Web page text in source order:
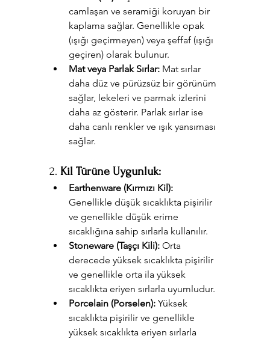
camlaşan ve seramiği koruyan bir
kaplama sağlar. Genellikle opak
(ışığı geçirmeyen) veya şeffaf (ışığı
geçiren) olarak bulunur.
Mat veya Parlak Sırlar: Mat sırlar
daha düz ve pürüzsüz bir görünüm
sağlar, lekeleri ve parmak izlerini
daha az gösterir. Parlak sırlar ise
daha canlı renkler ve ışık yansıması
sağlar.
2. Kil Türüne Uygunluk:
Earthenware (Kırmızı Kil):
Genellikle düşük sıcaklıkta pişirilir
ve genellikle düşük erime
sıcaklığına sahip sırlarla kullanılır.
Stoneware (Taşçı Kili): Orta
derecede yüksek sıcaklıkta pişirilir
ve genellikle orta ila yüksek
sıcaklıkta eriyen sırlarla uyumludur.
Porcelain (Porselen): Yüksek
sıcaklıkta pişirilir ve genellikle
yüksek sıcaklıkta eriyen sırlarla